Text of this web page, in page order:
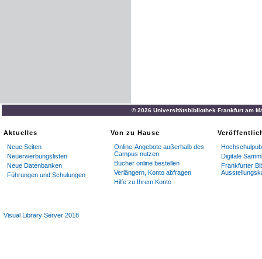
© 2026 Universitätsbibliothek Frankfurt am
Aktuelles
Neue Seiten
Neuerwerbungslisten
Neue Datenbanken
Führungen und Schulungen
Von zu Hause
Online-Angebote außerhalb des
Campus nutzen
Bücher online bestellen
Verlängern, Konto abfragen
Hilfe zu Ihrem Konto
Digitale
Frankfurter
Visual Library Server 2018